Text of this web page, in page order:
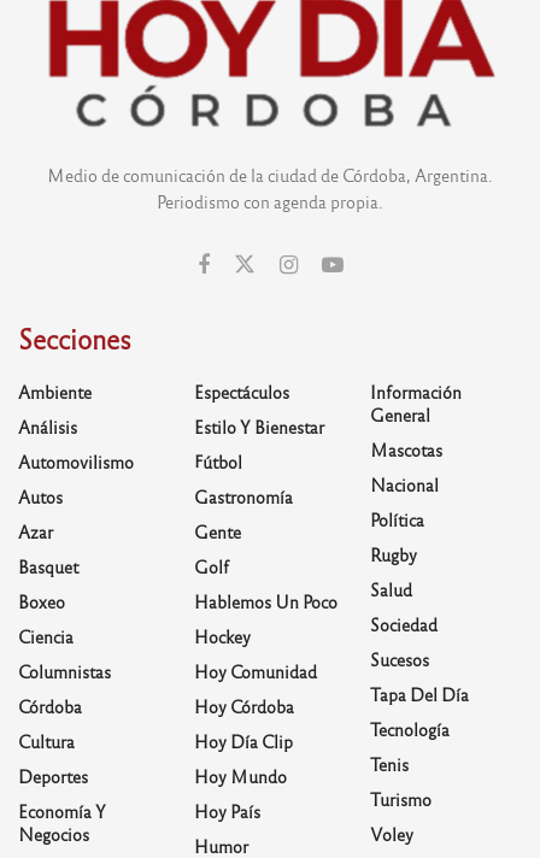
Medio de comunicación de la ciudad de Córdoba, Argentina.
Periodismo con agenda propia.
Secciones
Ambiente
Análisis
Automovilismo
Autos
Azar
Basquet
Boxeo
Ciencia
Columnistas
Córdoba
Cultura
Deportes
Economía Y
Negocios
Espectáculos
Estilo Y Bienestar
Fútbol
Gastronomía
Gente
Golf
Hablemos Un Poco
Hockey
Hoy Comunidad
Hoy Córdoba
Hoy Día Clip
Hoy Mundo
Hoy País
Humor
Información
General
Mascotas
Nacional
Política
Rugby
Salud
Sociedad
Sucesos
Tapa Del Día
Tecnología
Tenis
Turismo
Voley